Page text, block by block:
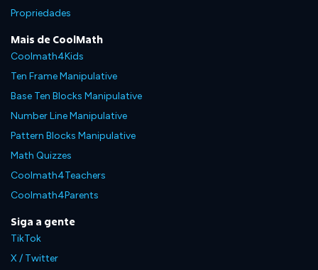
Propriedades
Mais de CoolMath
Coolmath4Kids
Ten Frame Manipulative
Base Ten Blocks Manipulative
Number Line Manipulative
Pattern Blocks Manipulative
Math Quizzes
Coolmath4Teachers
Coolmath4Parents
Siga a gente
TikTok
X / Twitter